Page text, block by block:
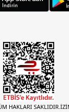
HAKLARI